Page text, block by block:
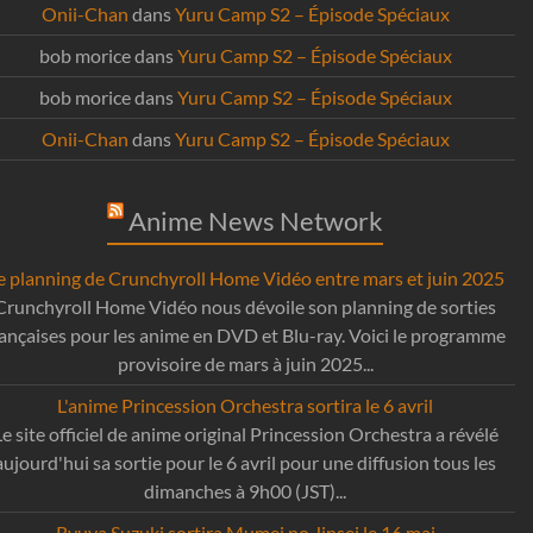
Onii-Chan dansYuru Camp S2 – Épisode Spéciaux
bob moricedansYuru Camp S2 – Épisode Spéciaux
bob moricedansYuru Camp S2 – Épisode Spéciaux
Onii-Chan dansYuru Camp S2 – Épisode Spéciaux
Anime News Network
planning de Crunchyroll Home Vidéo entre mars et juin 2025
Home Vidéo nous dévoile son planning de sorties
pour les anime en DVD et Blu-ray. Voici le programme
provisoire de mars à juin 2025...
L'anime Princession Orchestra sortira le 6 avril
site officiel de anime original Princession Orchestra a révélé
sa sortie pour le 6 avril pour une diffusion tous les
dimanches à 9h00 (JST)...